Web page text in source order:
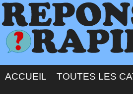
ACCUEIL TOUTES LES